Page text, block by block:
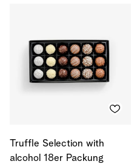
Truffle Selection with
alcohol 18er Packung